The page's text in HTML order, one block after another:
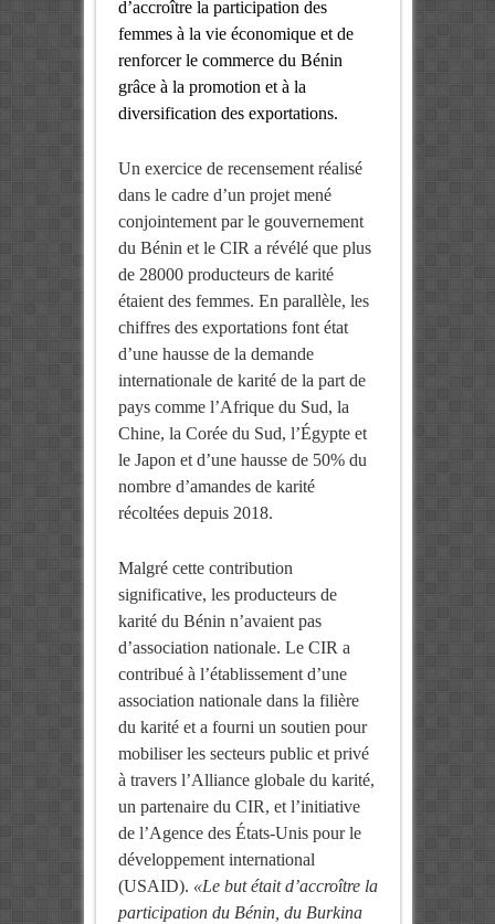
d’accroître la participation des
femmes à la vie économique et de
renforcer le commerce du Bénin
grâce à la promotion et à la
diversification des exportations.
Un exercice de recensement réalisé
dans le cadre d’un projet mené
conjointement par le gouvernement
du Bénin et le CIR a révélé que plus
de 28000 producteurs de karité
étaient des femmes. En parallèle, les
chiffres des exportations font état
d’une hausse de la demande
internationale de karité de la part de
pays comme l’Afrique du Sud, la
Chine, la Corée du Sud, l’Égypte et
le Japon et d’une hausse de 50% du
nombre d’amandes de karité
récoltées depuis 2018.
Malgré cette contribution
significative, les producteurs de
karité du Bénin n’avaient pas
d’association nationale. Le CIR a
contribué à l’établissement d’une
association nationale dans la filière
du karité et a fourni un soutien pour
mobiliser les secteurs public et privé
à travers l’Alliance globale du karité,
un partenaire du CIR, et l’initiative
de l’Agence des États-Unis pour le
développement international
(USAID). «Le but était d’accroître la
participation du Bénin, du Burkina